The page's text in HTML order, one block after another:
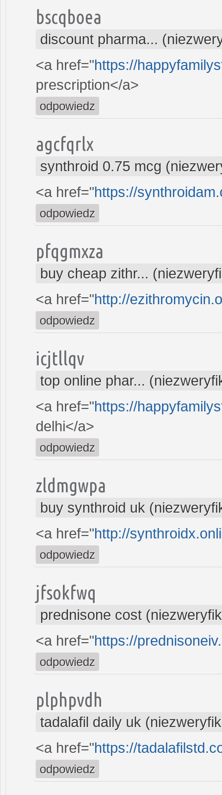
bscqboea
discount pharma...
<a href="https://
prescription</a>
odpowiedz
agcfqrlx
synthroid 0.75 mcg
<a href="https://
odpowiedz
pfqgmxza
buy cheap zithr...
<a href="http://
odpowiedz
icjtllqv
top online phar...
<a href="https://
delhi</a>
odpowiedz
zldmgwpa
buy synthroid uk
<a href="http://
odpowiedz
jfsokfwq
prednisone cost
<a href="https://
odpowiedz
plphpvdh
tadalafil daily uk
<a href="https://
odpowiedz